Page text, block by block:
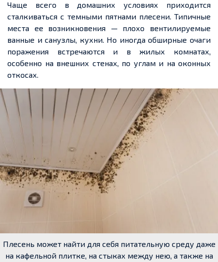
Чаще всего в домашних условиях приходится
сталкиваться с темными пятнами плесени. Типичные
места ее возникновения — плохо вентилируемые
ванные и санузлы, кухни. Но иногда обширные очаги
поражения встречаются и в жилых комнатах,
особенно на внешних стенах, по углам и на оконных
откосах.
Плесень может найти для себя питательную среду даже
на кафельной плитке, на стыках между нею, а также на